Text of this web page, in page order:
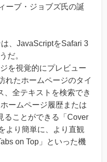
ーブ・ジョブズ氏の誕
、JavaScriptをSafari 3
だ。
を視覚的にプレビュー
れたホームページのタイ
、全テキストを検索でき
ームページ履歴または
ることができる「Cover
より簡単に、より直観
on Top」といった機